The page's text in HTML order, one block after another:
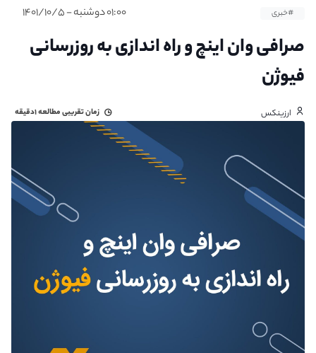
#خبری ۰۱:۰۰ دوشنبه - ۱۴۰۱/۱۰/۵
صرافی وان‌ اینچ و راه‌ اندازی به‌ روزرسانی
فیوژن
ارزینکس زمان تقریبی مطالعه۱دقیقه